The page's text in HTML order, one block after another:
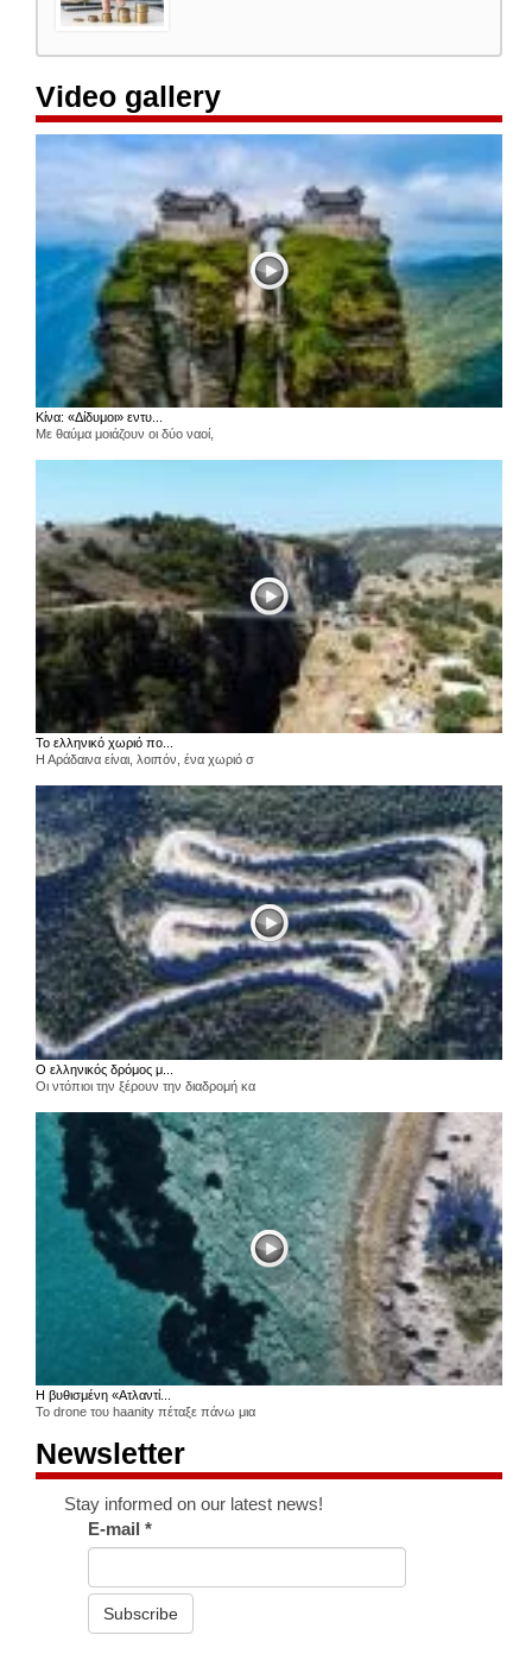
Video gallery
Κίνα: «Δίδυμοι» εντυ...
Με θαύμα μοιάζουν οι δύο ναοί,
Το ελληνικό χωριό πο...
Η Αράδαινα είναι, λοιπόν, ένα χωριό σ
Ο ελληνικός δρόμος μ...
Οι ντόπιοι την ξέρουν την διαδρομή κα
Η βυθισμένη «Ατλαντί...
Το drone του haanity πέταξε πάνω μια
Newsletter
Stay informed on our latest news!
E-mail*
Subscribe